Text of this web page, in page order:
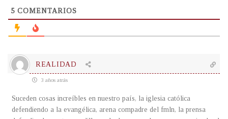
5 COMENTARIOS
REALIDAD
3 años atrás
Suceden cosas increíbles en nuestro país, la iglesia católica
defendiendo a la evangélica, arena compadre del fmln, la prensa